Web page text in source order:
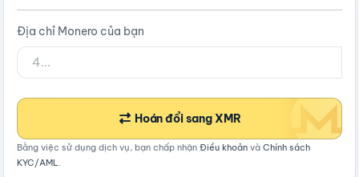
Địa chỉ Monero của bạn
Hoán đổi sang XMR
Bằng việc sử dụng dịch vụ, bạn chấp nhận Điều khoản và Chính sách
KYC/AML.